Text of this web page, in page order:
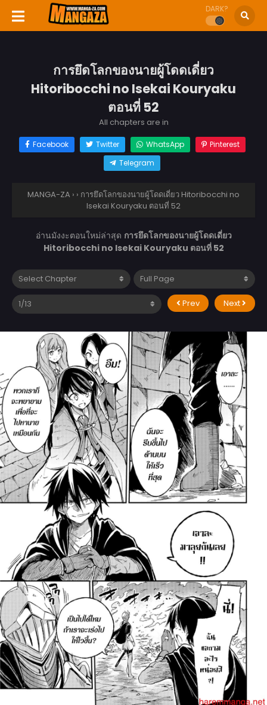
DARK?
การยึดโลกของนายผู้โดดเดี่ยว
Hitoribocchi no Isekai Kouryaku
ตอนที่ 52
All chapters are in
Facebook Twitter WhatsApp
Pinterest
Telegram
MANGA-ZA › › การยึดโลกของนายผู้โดดเดี่ยว Hitoribocchi no
Isekai Kouryaku ตอนที่ 52
อ่านมังงะตอนใหม่ล่าสุด การยึดโลกของนายผู้โดดเดี่ยว
Hitoribocchi no Isekai Kouryaku ตอนที่ 52
Prev Next